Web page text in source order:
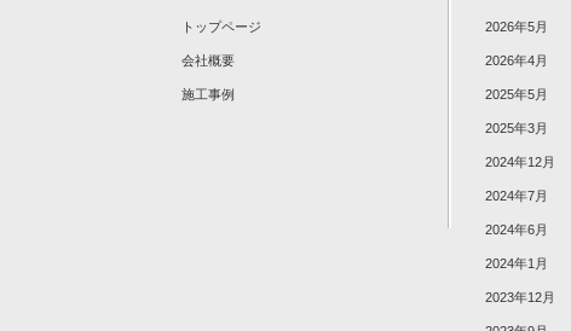
トップページ
会社概要
施工事例
2026年5月
2026年4月
2025年5月
2025年3月
2024年12月
2024年7月
2024年6月
2024年1月
2023年12月